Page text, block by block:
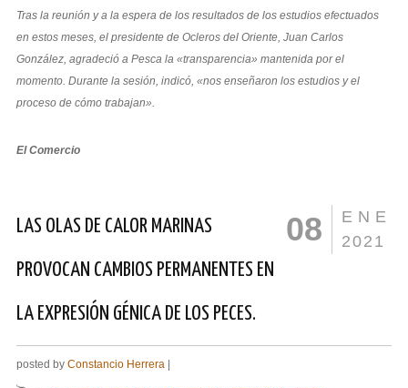
Tras la reunión y a la espera de los resultados de los estudios efectuados
en estos meses, el presidente de Ocleros del Oriente, Juan Carlos
González, agradeció a Pesca la «transparencia» mantenida por el
momento. Durante la sesión, indicó, «nos enseñaron los estudios y el
proceso de cómo trabajan».
El Comercio
LAS OLAS DE CALOR MARINAS
PROVOCAN CAMBIOS PERMANENTES EN
LA EXPRESIÓN GÉNICA DE LOS PECES.
ENE
2021
08
posted by Constancio Herrera|